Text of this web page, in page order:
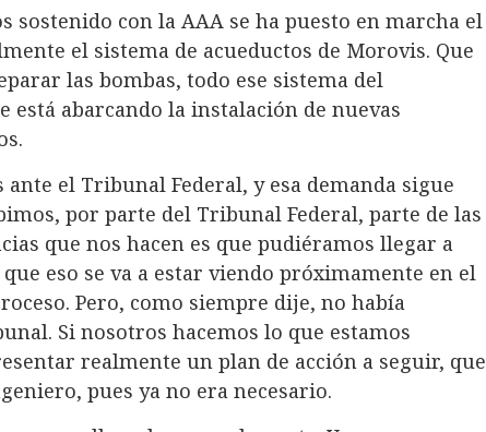
sostenido con la AAA se ha puesto en marcha el
el sistema de acueductos de Morovis. Que
las bombas, todo ese sistema del
está abarcando la instalación de nuevas
el Tribunal Federal, y esa demanda sigue
por parte del Tribunal Federal, parte de las
que nos hacen es que pudiéramos llegar a
eso se va a estar viendo próximamente en el
Pero, como siempre dije, no había
Si nosotros hacemos lo que estamos
realmente un plan de acción a seguir, que
pues ya no era necesario.